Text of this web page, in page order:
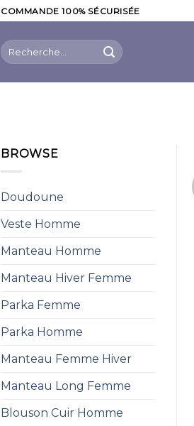
COMMANDE 100% SÉCURISÉE
Recherche
pour :
BROWSE
Doudoune
Veste Homme
Manteau Homme
Manteau Hiver Femme
Parka Femme
Parka Homme
Manteau Femme Hiver
Manteau Long Femme
Blouson Cuir Homme